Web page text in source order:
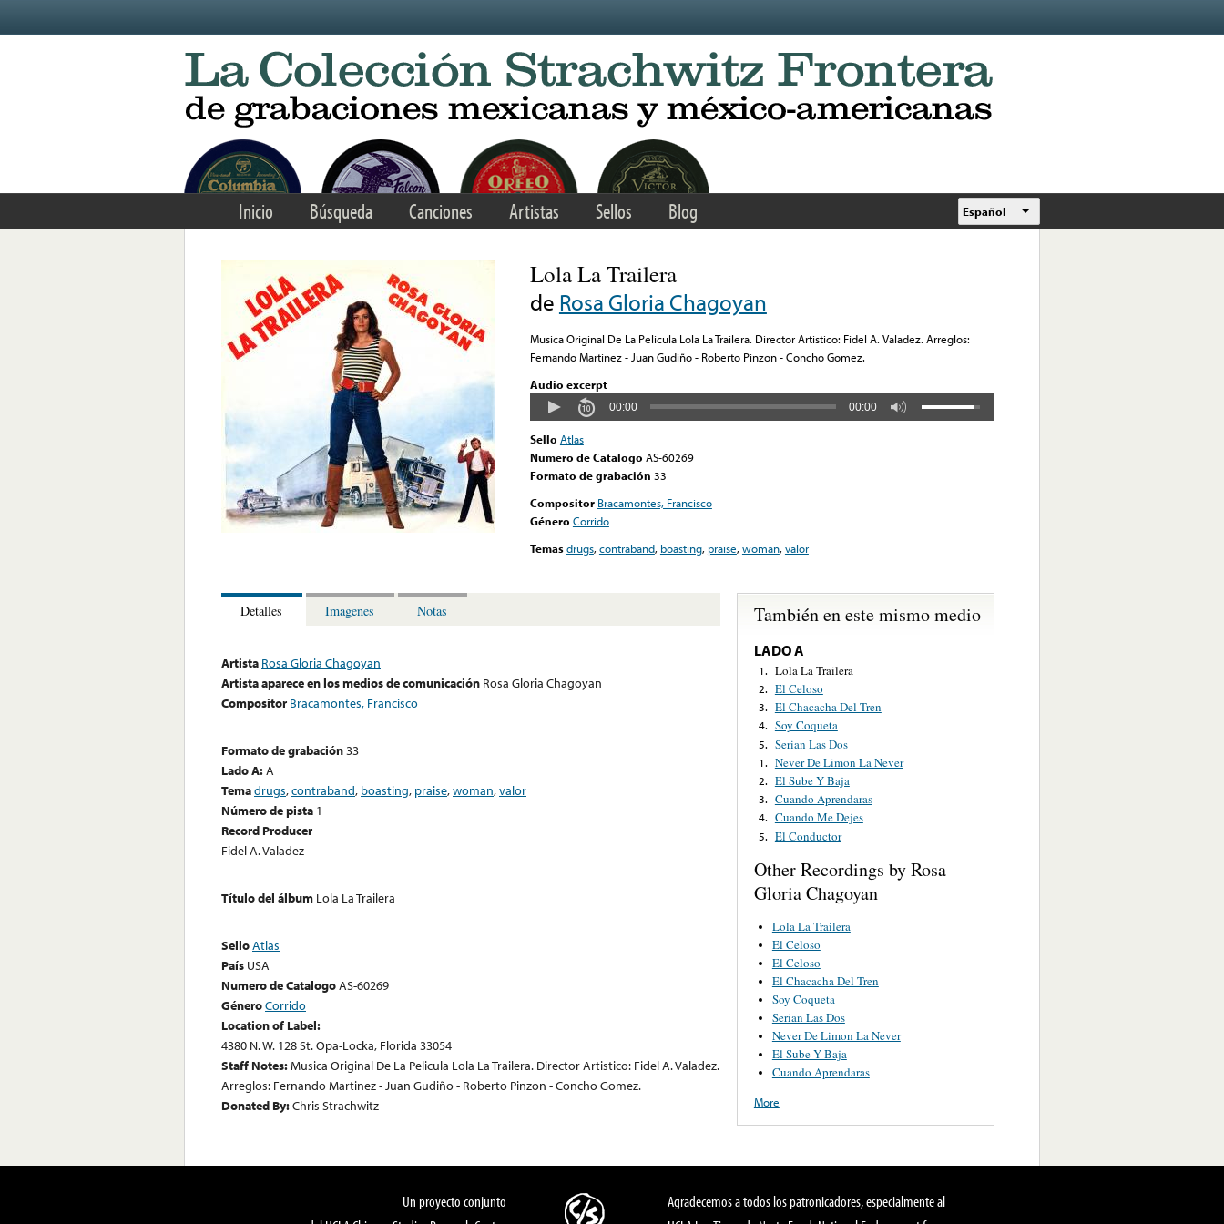
Inicio Búsqueda Canciones Artistas Sellos Blog Español
Lola La Trailera
de Rosa Gloria Chagoyan
Musica Original De La Pelicula Lola La Trailera. Director Artistico: Fidel A. Valadez. Arreglos:
Fernando Martinez - Juan Gudiño - Roberto Pinzon - Concho Gomez.
Audio excerpt
00:00 00:00
Sello Atlas
Numero de Catalogo AS-60269
Formato de grabación 33
Compositor Bracamontes, Francisco
Género Corrido
Temasdrugs,contraband, boasting, praise,woman,valor
Detalles Imagenes Notas
Artista Rosa Gloria Chagoyan
Artista aparece en los medios de comunicación Rosa Gloria Chagoyan
Compositor Bracamontes, Francisco
Formato de grabación33
Lado A:A
Temadrugs,contraband, boasting, praise,woman,valor
Número de pista 1
Record Producer
Fidel A. Valadez
Título del álbum Lola La Trailera
SelloAtlas
País USA
Numero de CatalogoAS-60269
GéneroCorrido
Location of Label:
4380 N. W. 128 St. Opa-Locka, Florida 33054
Staff Notes:Musica Original De La Pelicula Lola La Trailera. Director Artistico: Fidel A. Valadez.
Arreglos: Fernando Martinez - Juan Gudiño - Roberto Pinzon - Concho Gomez.
Donated By:Chris Strachwitz
También en este mismo medio
LADO A
1. Lola La Trailera
2. El Celoso
3. El Chacacha Del Tren
4. Soy Coqueta
5. Serian Las Dos
1. Never De Limon La Never
2. El Sube Y Baja
3. Cuando Aprendaras
4. Cuando Me Dejes
5. El Conductor
Other Recordings by Rosa
Gloria Chagoyan
Lola La Trailera
El Celoso
El Celoso
El Chacacha Del Tren
Soy Coqueta
Serian Las Dos
Never De Limon La Never
El Sube Y Baja
Cuando Aprendaras
More
Un proyecto conjunto
Agradecemos a todos los patronicadores, especialmente al